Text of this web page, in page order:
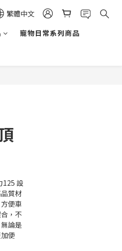
繁體中文
寵物日常系列商品
125 設
質材
便車
，不
論是
便